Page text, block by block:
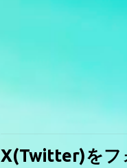
X(Twitter)をフ